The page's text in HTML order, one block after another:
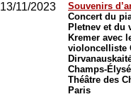
13/11/2023
Souvenirs
Concert du
Pletnev et du
Kremer avec
violoncelliste
Champs-
Théâtre des
Paris